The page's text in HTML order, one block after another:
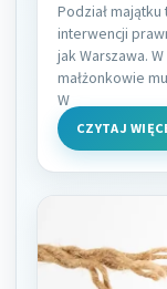
Podział
interwencji
jak Warszawa.
małżonkowie
W
CZYTAJ